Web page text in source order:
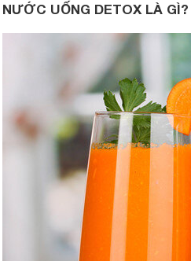
NƯỚC UỐNG DETOX LÀ GÌ?